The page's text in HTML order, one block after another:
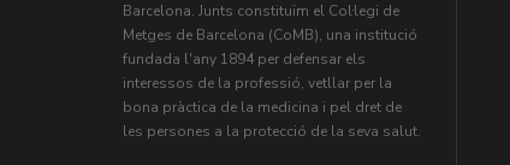
Barcelona. Junts constituïm el Col·legi de
Metges de Barcelona (CoMB), una institució
fundada l'any 1894 per defensar els
interessos de la professió, vetllar per la
bona pràctica de la medicina i pel dret de
les persones a la protecció de la seva salut.